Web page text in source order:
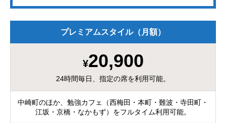
プレミアムスタイル（月額）
¥20,900
24時間毎日、指定の席を利用可能。
中崎町のほか、勉強カフェ（西梅田・本町・難波・寺田町・
江坂・京橋・なかもず）をフルタイム利用可能。